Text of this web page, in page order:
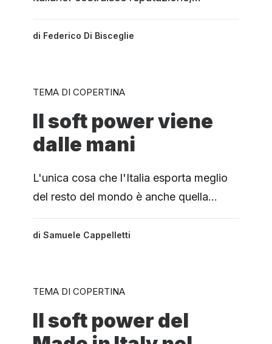
di Federico Di Bisceglie
TEMA DI COPERTINA
Il soft power viene
dalle mani
L'unica cosa che l'Italia esporta meglio
del resto del mondo è anche quella…
di Samuele Cappelletti
TEMA DI COPERTINA
Il soft power del